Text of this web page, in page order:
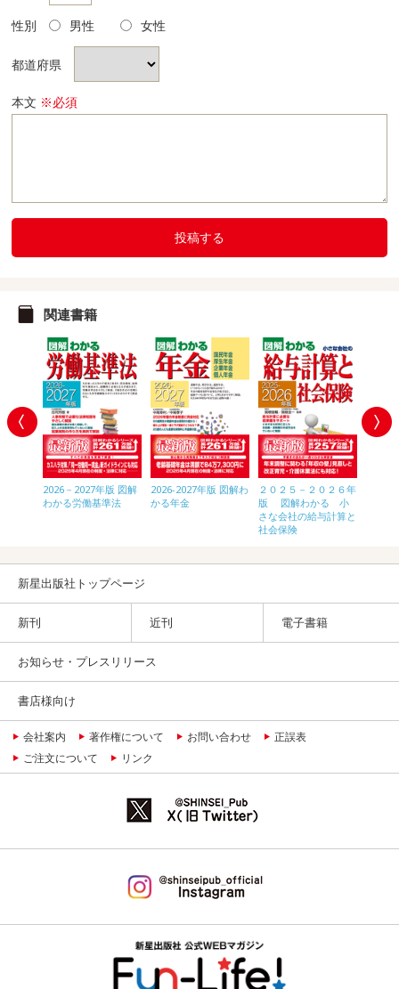
性別 男性 女性
都道府県
本文 ※必須
投稿する
関連書籍
2026－2027年版 図解
わかる労働基準法
2026-2027年版 図解わ
かる年金
２０２５－２０２６年
版 図解わかる 小
さな会社の給与計算と
社会保険
新星出版社トップページ
新刊 近刊 電子書籍
お知らせ・プレスリリース
書店様向け
会社案内 著作権について お問い合わせ
正誤表
ご注文について
リンク